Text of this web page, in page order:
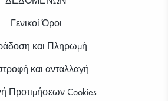
Γενικοί Όροι
και Πληρωμή
και ανταλλαγή
Προτιμήσεων Cookies